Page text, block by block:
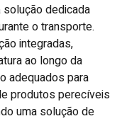
dedicada
o transporte.
integradas,
ao longo da
adequados para
produtos perecíveis
uma solução de